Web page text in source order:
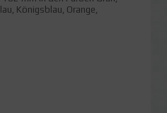
Königsblau, Orange,